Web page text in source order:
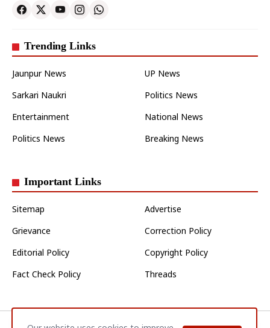
Trending Links
Jaunpur News
UP News
Sarkari Naukri
Politics News
Entertainment
National News
Politics News
Breaking News
Important Links
Sitemap
Advertise
Grievance
Correction Policy
Editorial Policy
Copyright Policy
Fact Check Policy
Threads